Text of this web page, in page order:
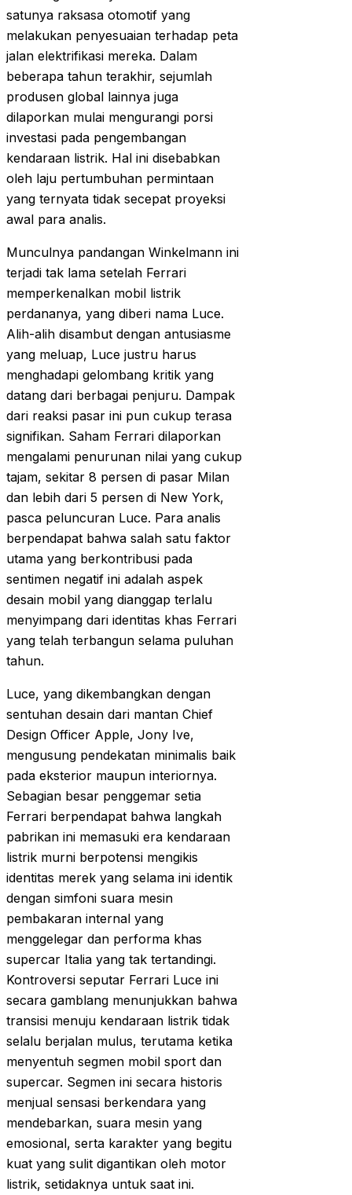
satunya raksasa otomotif yang
melakukan penyesuaian terhadap peta
jalan elektrifikasi mereka. Dalam
beberapa tahun terakhir, sejumlah
produsen global lainnya juga
dilaporkan mulai mengurangi porsi
investasi pada pengembangan
kendaraan listrik. Hal ini disebabkan
oleh laju pertumbuhan permintaan
yang ternyata tidak secepat proyeksi
awal para analis.
Munculnya pandangan Winkelmann ini
terjadi tak lama setelah Ferrari
memperkenalkan mobil listrik
perdananya, yang diberi nama Luce.
Alih-alih disambut dengan antusiasme
yang meluap, Luce justru harus
menghadapi gelombang kritik yang
datang dari berbagai penjuru. Dampak
dari reaksi pasar ini pun cukup terasa
signifikan. Saham Ferrari dilaporkan
mengalami penurunan nilai yang cukup
tajam, sekitar 8 persen di pasar Milan
dan lebih dari 5 persen di New York,
pasca peluncuran Luce. Para analis
berpendapat bahwa salah satu faktor
utama yang berkontribusi pada
sentimen negatif ini adalah aspek
desain mobil yang dianggap terlalu
menyimpang dari identitas khas Ferrari
yang telah terbangun selama puluhan
tahun.
Luce, yang dikembangkan dengan
sentuhan desain dari mantan Chief
Design Officer Apple, Jony Ive,
mengusung pendekatan minimalis baik
pada eksterior maupun interiornya.
Sebagian besar penggemar setia
Ferrari berpendapat bahwa langkah
pabrikan ini memasuki era kendaraan
listrik murni berpotensi mengikis
identitas merek yang selama ini identik
dengan simfoni suara mesin
pembakaran internal yang
menggelegar dan performa khas
supercar Italia yang tak tertandingi.
Kontroversi seputar Ferrari Luce ini
secara gamblang menunjukkan bahwa
transisi menuju kendaraan listrik tidak
selalu berjalan mulus, terutama ketika
menyentuh segmen mobil sport dan
supercar. Segmen ini secara historis
menjual sensasi berkendara yang
mendebarkan, suara mesin yang
emosional, serta karakter yang begitu
kuat yang sulit digantikan oleh motor
listrik, setidaknya untuk saat ini.